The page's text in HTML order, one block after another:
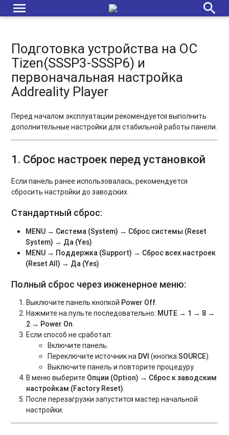
menu search
Подготовка устройства на ОС
Tizen(SSSP3-SSSP6) и
первоначальная настройка
Addreality Player
Перед началом эксплуатации рекомендуется выполнить
дополнительные настройки для стабильной работы панели.
1. Сброс настроек перед установкой
Если панель ранее использовалась, рекомендуется
сбросить настройки до заводских.
Стандартный сброс:
MENU → Система (System) → Сброс системы (Reset
System) → Да (Yes)
MENU → Поддержка (Support) → Сброс всех настроек
(Reset All) → Да (Yes)
Полный сброс через инженерное меню:
Выключите панель кнопкой Power Off.
Нажмите на пульте последовательно: MUTE → 1 → 8 →
2 → Power On.
Если способ не сработал:
Включите панель.
Переключите источник на DVI (кнопкаSOURCE).
Выключите панель и повторите процедуру.
В меню выберите Опции (Option) → Сброс к заводским
настройкам (Factory Reset).
После перезагрузки запустится мастер начальной
настройки.